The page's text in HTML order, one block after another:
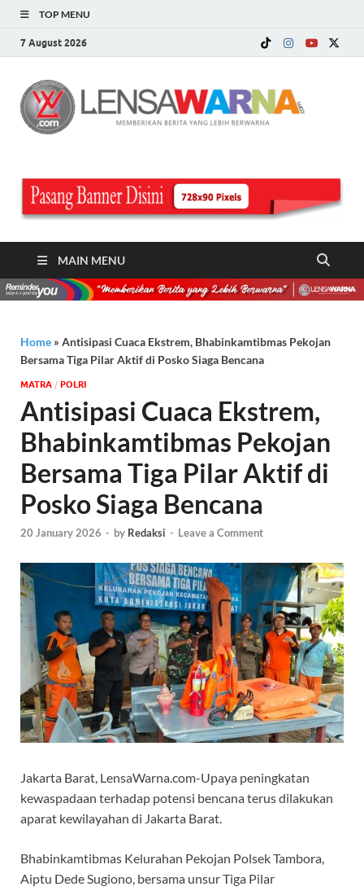
TOP MENU
7 August 2026
MAIN MENU
Home » Antisipasi Cuaca Ekstrem, Bhabinkamtibmas Pekojan
Bersama Tiga Pilar Aktif di Posko Siaga Bencana
MATRA / POLRI
Antisipasi Cuaca Ekstrem,
Bhabinkamtibmas Pekojan
Bersama Tiga Pilar Aktif di
Posko Siaga Bencana
20 January 2026 - by Redaksi - Leave a Comment
Jakarta Barat, LensaWarna.com-Upaya peningkatan
kewaspadaan terhadap potensi bencana terus dilakukan
aparat kewilayahan di Jakarta Barat.
Bhabinkamtibmas Kelurahan Pekojan Polsek Tambora,
Aiptu Dede Sugiono, bersama unsur Tiga Pilar